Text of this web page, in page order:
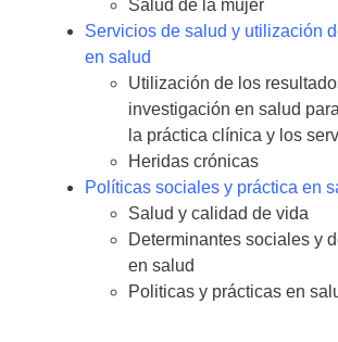
Salud de la mujer
Servicios de salud y utilización
en salud
Utilización de los
investigación en salud
la práctica clínica y los
Heridas crónicas
Políticas sociales y práctica en
Salud y calidad de vida
Determinantes sociales y
en salud
Politicas y prácticas en